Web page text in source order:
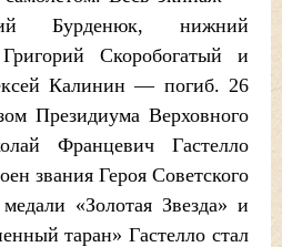
Бурденюк, нижний
Скоробогатый и
Калинин — погиб. 26
Президиума Верховного
Францевич Гастелло
звания Героя Советского
«Золотая Звезда» и
таран» Гастелло стал